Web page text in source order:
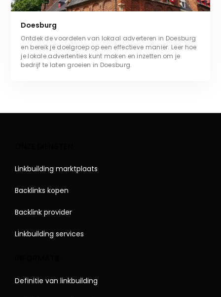
Doesburg
Ontdek de voordelen van lokaal adverteren in Doesburg
en bereik je doelgroep op een effectieve manier. Leer hoe
je lokale advertenties kunt maken en inzetten om je
bedrijf te laten groeien in Doesburg.
Linkbuilding marktplaats
Backlinks kopen
Backlink provider
Linkbuilding services
Definitie van linkbuilding